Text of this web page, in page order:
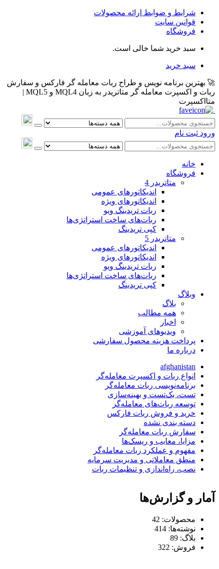
شرایط و ضوابط ارائه محصولات
قوانین سایت
فروشگاه
سبد خرید شما خالی است.
سبد خرید
🚀 بهترین برنامه نویس و طراح ربات معامله گر فارکس و سفارش
ربات و اکسپرت معامله گر متاتریدر به زبان MQL4 و MQL5 |
متااکسپرت
ورود ثبت نام
خانه
فروشگاه
متاتريدر 4
اندیکاتورهای عمومی
اندیکاتورهای ویژه
ربات تریدینگ ویو
ربات‌های ساخت استراتژی‌ها
کپی تریدینگ
متاتريدر 5
اندیکاتورهای عمومی
اندیکاتورهای ویژه
ربات تریدینگ ویو
ربات‌های ساخت استراتژی‌ها
کپی تریدینگ
وبلاگ
بلاگ
همه مطالب
اخبار
ویدیوهای آموزشی
پرداخت هزینه محصول سفارشی
درباره ما
afghanistan
انواع ربات و اکسپرت معامله‌گر
برنامه‌نویسی ربات معامله‌گر
تست، بک‌تست و بهینه‌سازی
توسعه ربات‌های معامله‌گر
خرید و فروش ربات فارکس
دسته بندی نشده
سفارش ربات معامله‌گر
مزایا، معایب و ریسک‌ها
مفهوم و عملکرد ربات معامله‌گر
منطق معاملاتی و مدیریت سرمایه
نصب، راه‌اندازی و تنظیمات ربات
آمار و گزارش‌ها
محصولات: 42
نوشته‌ها: 414
بلاگ: 89
فروش: 322